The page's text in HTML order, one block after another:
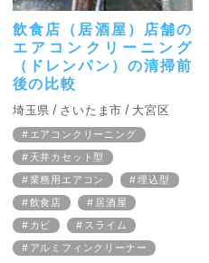
飲食店（居酒屋）店舗の
エアコンクリーニング
（ドレンパン）の清掃前
後の比較
埼玉県 さいたま市 大宮区
エアコンクリーニング
天井カセット型
業務用エアコン
埋込型
飲食店
居酒屋
カビ
スライム
アルミフィンクリーナー